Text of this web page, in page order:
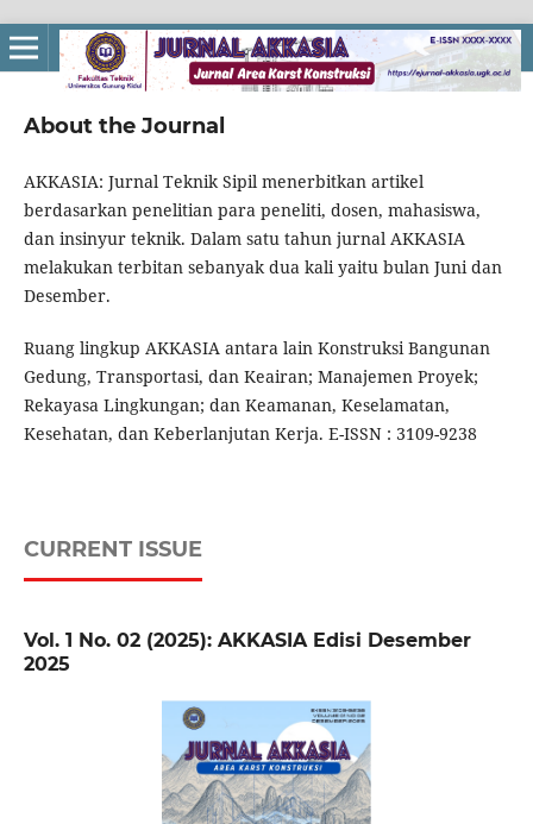
About the Journal
AKKASIA: Jurnal Teknik Sipil menerbitkan artikel
berdasarkan penelitian para peneliti, dosen, mahasiswa,
dan insinyur teknik. Dalam satu tahun jurnal AKKASIA
melakukan terbitan sebanyak dua kali yaitu bulan Juni dan
Desember.
Ruang lingkup AKKASIA antara lain Konstruksi Bangunan
Gedung, Transportasi, dan Keairan; Manajemen Proyek;
Rekayasa Lingkungan; dan Keamanan, Keselamatan,
Kesehatan, dan Keberlanjutan Kerja. E-ISSN : 3109-9238
CURRENT ISSUE
Vol. 1 No. 02 (2025): AKKASIA Edisi Desember
2025